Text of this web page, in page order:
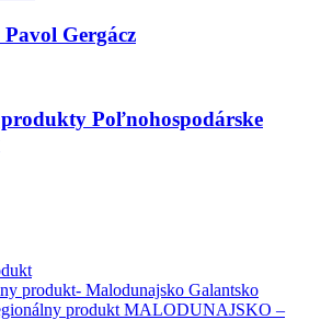
Gergácz
produkty Poľnohospodárske
produkt- Malodunajsko Galantsko
produkt MALODUNAJSKO –